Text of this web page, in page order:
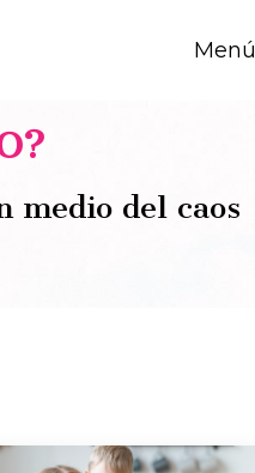
Menú
medio del caos